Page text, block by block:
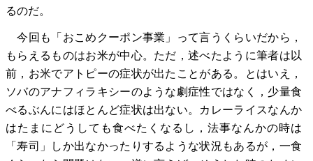
るのだ。
今回も「おこめクーポン事業」って言うくらいだから，
もらえるものはお米が中心。ただ，述べたように筆者は以
前，お米でアトピーの症状が出たことがある。とはいえ，
ソバのアナフィラキシーのような劇症性ではなく，少量食
べるぶんにはほとんど症状は出ない。カレーライスなんか
はたまにどうしても食べたくなるし，法事なんかの時は
「寿司」しか出なかったりするような状況もあるが，一食